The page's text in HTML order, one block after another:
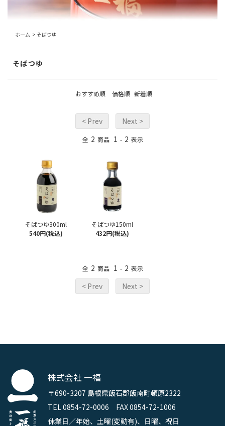
ホーム > そばつゆ
そばつゆ
おすすめ順 価格順 新着順
< Prev Next >
全 2 商品 1 - 2 表示
そばつゆ300ml
540円(税込)
そばつゆ150ml
432円(税込)
全 2 商品 1 - 2 表示
< Prev Next >
株式会社 一福
〒690-3207 島根県飯石郡飯南町頓原2322
TEL 0854-72-0006 FAX 0854-72-1006
休業日／年始、土曜(変動有)、日曜、祝日